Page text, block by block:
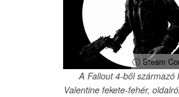
ⓘ Steam
A Fallout 4-ből származó
Valentine fekete-fehér,